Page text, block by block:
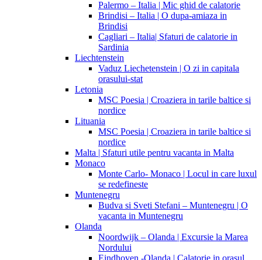
Palermo – Italia | Mic ghid de calatorie
Brindisi – Italia | O dupa-amiaza in
Brindisi
Cagliari – Italia| Sfaturi de calatorie in
Sardinia
Liechtenstein
Vaduz Liechetenstein | O zi in capitala
orasului-stat
Letonia
MSC Poesia | Croaziera in tarile baltice si
nordice
Lituania
MSC Poesia | Croaziera in tarile baltice si
nordice
Malta | Sfaturi utile pentru vacanta in Malta
Monaco
Monte Carlo- Monaco | Locul in care luxul
se redefineste
Muntenegru
Budva si Sveti Stefani – Muntenegru | O
vacanta in Muntenegru
Olanda
Noordwijk – Olanda | Excursie la Marea
Nordului
Eindhoven -Olanda | Calatorie in orasul